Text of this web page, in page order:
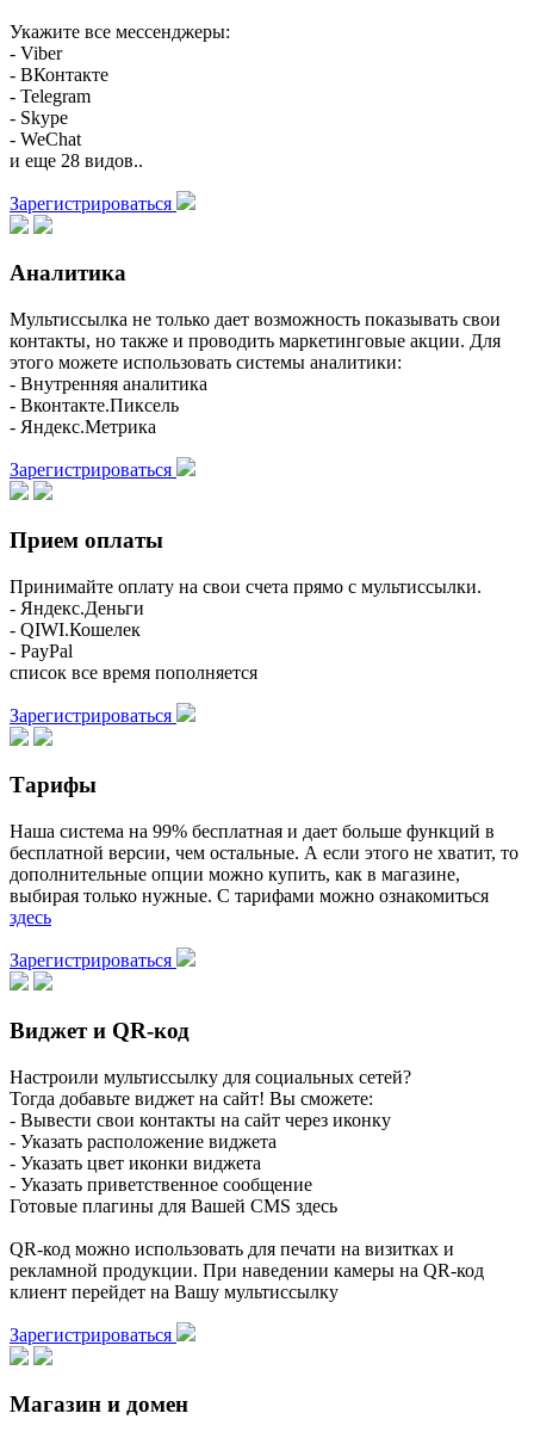
Укажите все мессенджеры:
- Viber
- ВКонтакте
- Telegram
- Skype
- WeChat
и еще 28 видов..
Зарегистрироваться
Аналитика
Мультиссылка не только дает возможность показывать свои
контакты, но также и проводить маркетинговые акции. Для
этого можете использовать системы аналитики:
- Внутренняя аналитика
- Вконтакте.Пиксель
- Яндекс.Метрика
Зарегистрироваться
Прием оплаты
Принимайте оплату на свои счета прямо с мультиссылки.
- Яндекс.Деньги
- QIWI.Кошелек
- PayPal
список все время пополняется
Зарегистрироваться
Тарифы
Наша система на 99% бесплатная и дает больше функций в
бесплатной версии, чем остальные. А если этого не хватит, то
дополнительные опции можно купить, как в магазине,
выбирая только нужные. С тарифами можно ознакомиться
здесь
Зарегистрироваться
Виджет и QR-код
Настроили мультиссылку для социальных сетей?
Тогда добавьте виджет на сайт! Вы сможете:
- Вывести свои контакты на сайт через иконку
- Указать расположение виджета
- Указать цвет иконки виджета
- Указать приветственное сообщение
Готовые плагины для Вашей CMS здесь
QR-код можно использовать для печати на визитках и
рекламной продукции. При наведении камеры на QR-код
клиент перейдет на Вашу мультиссылку
Зарегистрироваться
Магазин и домен